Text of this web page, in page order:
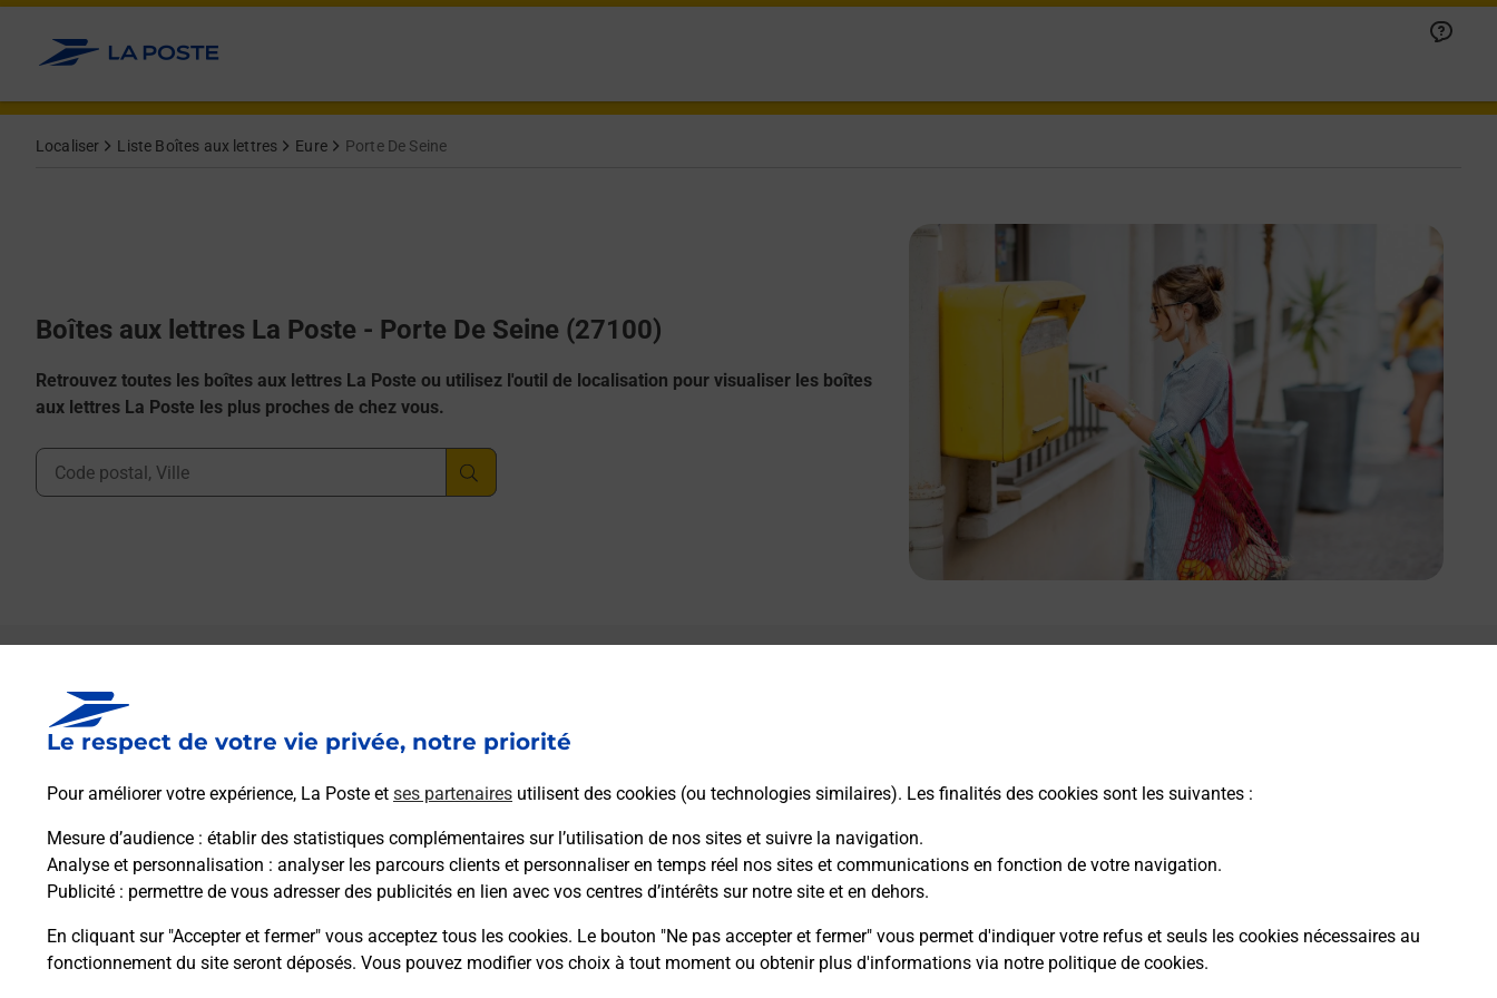
Le respect de votre vie privée, notre priorité
Pour améliorer votre expérience, La Poste et ses partenaires utilisent des cookies (ou technologies similaires). Les finalités des cookies sont les suivantes :
Mesure d’audience : établir des statistiques complémentaires sur l’utilisation de nos sites et suivre la navigation.
Analyse et personnalisation : analyser les parcours clients et personnaliser en temps réel nos sites et communications en fonction de votre navigation.
Publicité : permettre de vous adresser des publicités en lien avec vos centres d’intérêts sur notre site et en dehors.
En cliquant sur "Accepter et fermer" vous acceptez tous les cookies. Le bouton "Ne pas accepter et fermer" vous permet d'indiquer votre refus et seuls les cookies nécessaires au
fonctionnement du site seront déposés. Vous pouvez modifier vos choix à tout moment ou obtenir plus d'informations via notre politique de cookies.
Allez au contenu
Localiser Liste Boîtes aux lettres Eure Porte De Seine
Boîtes aux lettres La Poste - Porte De Seine (27100)
Retrouvez toutes les boîtes aux lettres La Poste ou utilisez l'outil de localisation pour visualiser les boîtes
aux lettres La Poste les plus proches de chez vous.
Ville, Département, Code Postal
Boîte aux lettres La Poste
Collecte du courrier aujourd'hui à 08h30
7 Chemin De Halage
Itinéraire
1 Route De Portejoie
Porte De Seine